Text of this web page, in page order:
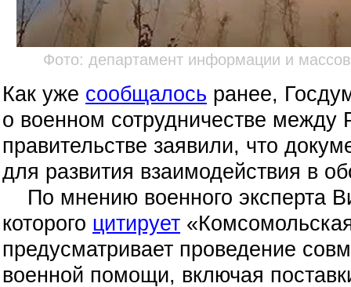
Фото: департамент информации и
Как уже сообщалось ранее,
о военном сотрудничестве между
правительстве заявили, что
для развития взаимодействия в
По мнению военного эксперта
которого цитирует
предусматривает проведение
военной помощи, включая